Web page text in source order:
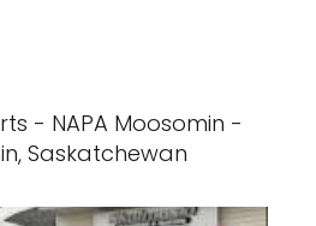
- NAPA Moosomin -
Saskatchewan